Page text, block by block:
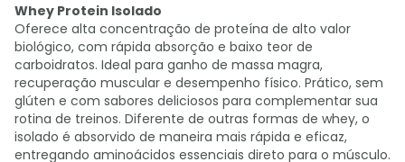
Whey Protein Isolado
Oferece alta concentração de proteína de alto valor
biológico, com rápida absorção e baixo teor de
carboidratos. Ideal para ganho de massa magra,
recuperação muscular e desempenho físico. Prático, sem
glúten e com sabores deliciosos para complementar sua
rotina de treinos. Diferente de outras formas de whey, o
isolado é absorvido de maneira mais rápida e eficaz,
entregando aminoácidos essenciais direto para o músculo.